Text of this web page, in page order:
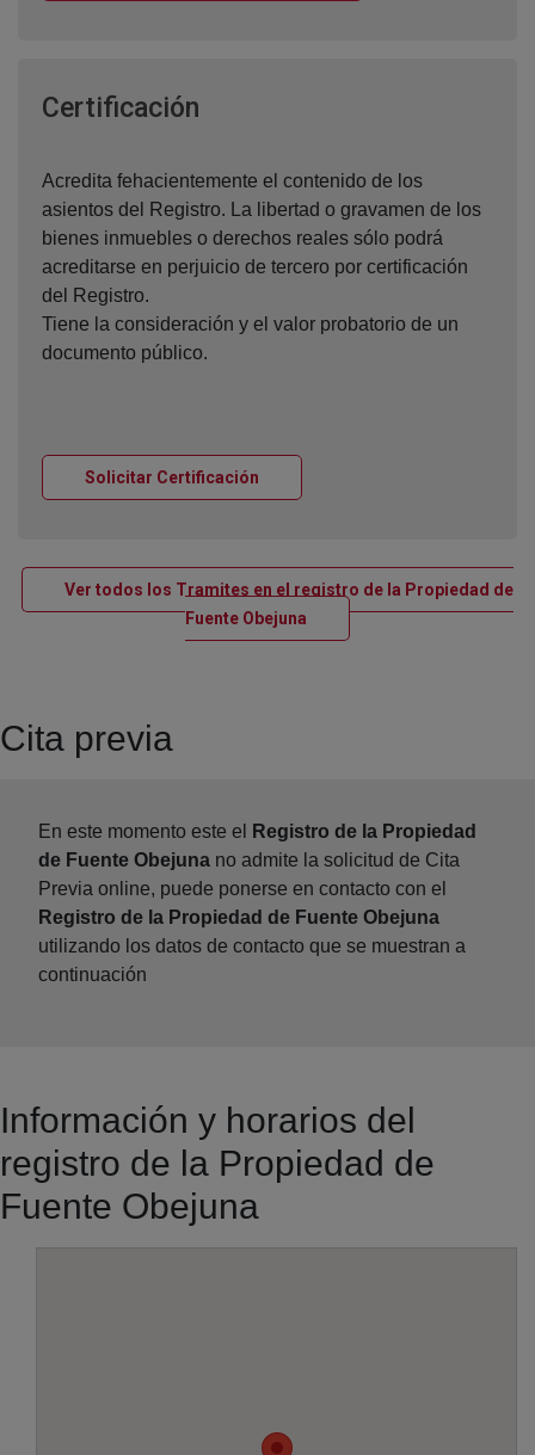
Certificación
Acredita fehacientemente el contenido de los
asientos del Registro. La libertad o gravamen de los
bienes inmuebles o derechos reales sólo podrá
acreditarse en perjuicio de tercero por certificación
del Registro.
Tiene la consideración y el valor probatorio de un
documento público.
Solicitar Certificación
Ver todos los Tramites en el registro de la Propiedad de
Fuente Obejuna Ventana nueva
Cita previa
En este momento este el
Registro de la Propiedad
de Fuente Obejuna no admite la solicitud de Cita
Previa online, puede ponerse en contacto con el
Registro de la Propiedad de Fuente Obejuna
utilizando los datos de contacto que se muestran a
continuación
Información y horarios del
registro de la Propiedad de
Fuente Obejuna